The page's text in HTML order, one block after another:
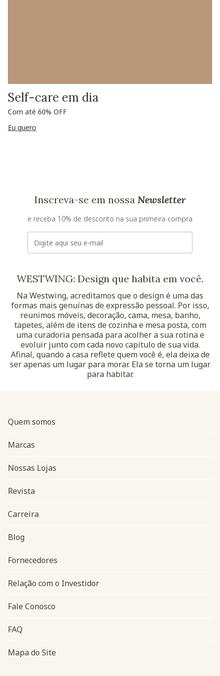
Self-care em dia
Com até 60% OFF
Eu quero
Inscreva-se em nossa Newsletter
e receba 10% de desconto na sua primeira compra
E-mail
WESTWING: Design que habita em você.
Na Westwing, acreditamos que o design é uma das
formas mais genuínas de expressão pessoal. Por isso,
reunimos móveis, decoração, cama, mesa, banho,
tapetes, além de itens de cozinha e mesa posta, com
uma curadoria pensada para acolher a sua rotina e
evoluir junto com cada novo capítulo de sua vida.
Afinal, quando a casa reflete quem você é, ela deixa de
ser apenas um lugar para morar. Ela se torna um lugar
para habitar.
Navegação do rodapé
Quem somos
Marcas
Nossas Lojas
Revista
Carreira
Blog
Fornecedores
Relação com o Investidor
Fale Conosco
FAQ
Mapa do Site